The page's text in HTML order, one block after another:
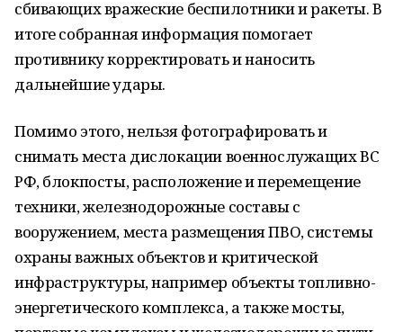
сбивающих вражеские беспилотники и ракеты. В
итоге собранная информация помогает
противнику корректировать и наносить
дальнейшие удары.
Помимо этого, нельзя фотографировать и
снимать места дислокации военнослужащих ВС
РФ, блокпосты, расположение и перемещение
техники, железнодорожные составы с
вооружением, места размещения ПВО, системы
охраны важных объектов и критической
инфраструктуры, например объекты топливно-
энергетического комплекса, а также мосты,